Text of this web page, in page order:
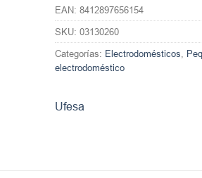
EAN: 8412897656154
SKU: 03130260
Categorías: Electrodomésticos
electrodoméstico
Ufesa